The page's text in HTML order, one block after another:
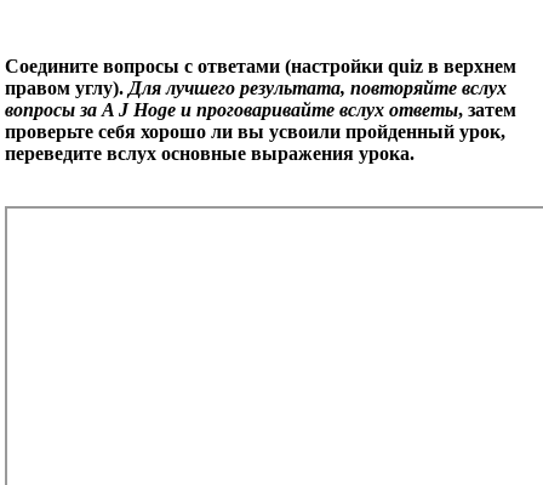
Соедините вопросы с ответами (настройки quiz в верхнем
правом углу). Для лучшего результата, повторяйте вслух
вопросы за A J Hoge и проговаривайте вслух ответы, затем
проверьте себя хорошо ли вы усвоили пройденный урок,
переведите вслух основные выражения урока.